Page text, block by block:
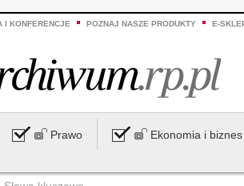
I KONFERENCJE POZNAJ NASZE PRODUKTY E-
Prawo Ekonomia i biznes